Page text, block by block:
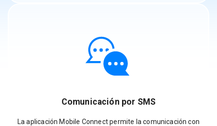
Comunicación por SMS
La aplicación Mobile Connect permite la comunicación con